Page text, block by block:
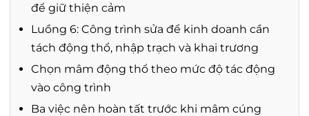
để giữ thiện cảm
Luồng 6: Công trình sửa để kinh doanh cần
tách động thổ, nhập trạch và khai trương
Chọn mâm động thổ theo mức độ tác động
vào công trình
Ba việc nên hoàn tất trước khi mâm cúng